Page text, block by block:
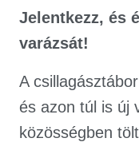
Jelentkezz, és
varázsát!
A
és azon túl is új
közösségben